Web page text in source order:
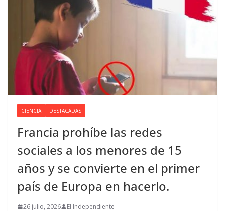
CIENCIA DESTACADAS
Francia prohíbe las redes
sociales a los menores de 15
años y se convierte en el primer
país de Europa en hacerlo.
26 julio, 2026 El Independiente